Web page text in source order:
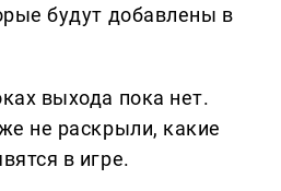
будут добавлены в
выхода пока нет.
не раскрыли, какие
в игре.